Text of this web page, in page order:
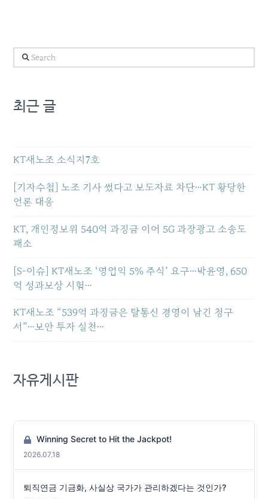
Search
최근 글
KT새노조 소식지7호
[기자수첩] 노조 기사 썼다고 보도자료 차단…KT 황당한
언론 대응
KT, 개인정보위 540억 과징금 이어 5G 과장광고 소송도
패소
[S-이슈] KT새노조 ‘영업익 5% 주식’ 요구…박윤영, 650
억 성과보상 시험…
KT새노조 “539억 과징금은 탈통신 경영이 남긴 청구
서”…보안 투자 실천…
자유게시판
Winning Secret to Hit the Jackpot!
2026.07.18
퇴직연금 기금화, 사실상 국가가 관리하겠다는 것인가?